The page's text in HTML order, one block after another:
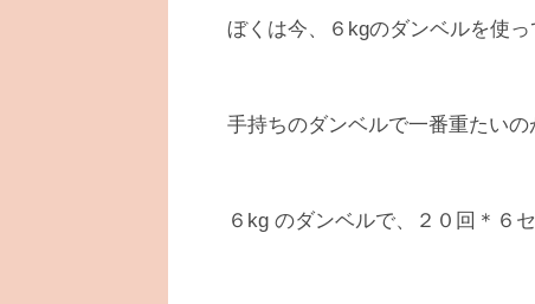
ぼくは今、６kgのダンベルを使
手持ちのダンベルで一番重たいの
６kg のダンベルで、２０回＊６